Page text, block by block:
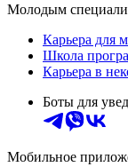
Молодым
Карьера для
Школа
Карьера в
Боты для
Мобильное